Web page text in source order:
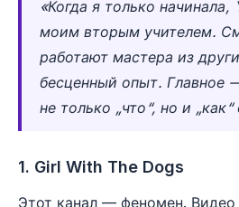
«Когда я только начинала,
моим вторым учителем.
работают мастера из
бесценный опыт. Главное
не только „что“, но и
1. Girl With The Dogs
Этот канал — феномен.